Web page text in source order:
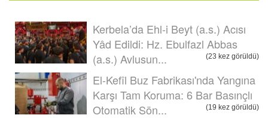
Kerbela’da Ehl-i Beyt (a.s.) Acısı
Yâd Edildi: Hz. Ebulfazl Abbas
(a.s.) Avlusun...
(23 kez görüldü)
El-Kefîl Buz Fabrikası'nda Yangına
Karşı Tam Koruma: 6 Bar Basınçlı
Otomatik Sön...
(19 kez görüldü)